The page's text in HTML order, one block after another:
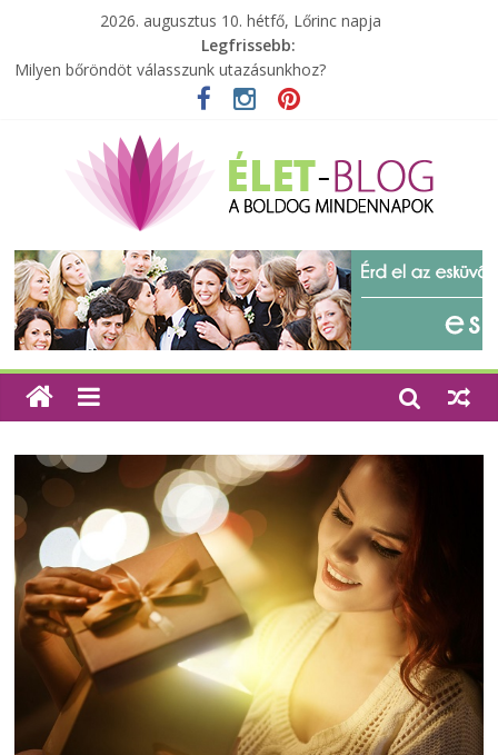
2026. augusztus 10. hétfő, Lőrinc napja
Legfrissebb:
A zöld forradalom: A mosó- és parfümtermékek környezetbarát
szempontjainak erősítése
Milyen bőröndöt válasszunk utazásunkhoz?
Tartalék ajándék, amit szívesen megtartasz magadnak
Különleges tömörfa ládák Indiából